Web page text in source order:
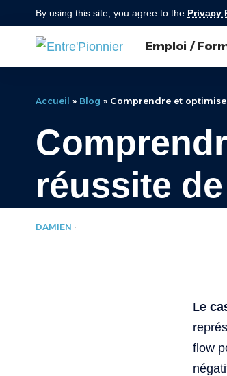
By using this site, you agree to the Privacy
Emploi /
Accueil » Blog » Comprendre et
réussite
DAMIEN
Le
flow